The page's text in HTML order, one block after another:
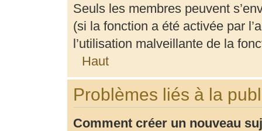
Seuls les membres peuvent
(si la fonction a été activée par
l’utilisation malveillante de la
Haut
Problèmes liés à la
Comment créer un nouveau